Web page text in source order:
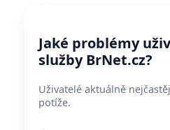
Jaké problémy
služby BrNet.cz?
Uživatelé aktuálně
potíže.